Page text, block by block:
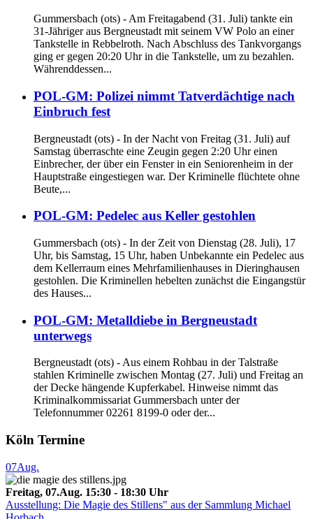
Gummersbach (ots) - Am Freitagabend (31. Juli) tankte ein
31-Jähriger aus Bergneustadt mit seinem VW Polo an einer
Tankstelle in Rebbelroth. Nach Abschluss des Tankvorgangs
ging er gegen 20:20 Uhr in die Tankstelle, um zu bezahlen.
Währenddessen...
POL-GM: Polizei nimmt Tatverdächtige nach
Einbruch fest
Bergneustadt (ots) - In der Nacht von Freitag (31. Juli) auf
Samstag überraschte eine Zeugin gegen 2:20 Uhr einen
Einbrecher, der über ein Fenster in ein Seniorenheim in der
Hauptstraße eingestiegen war. Der Kriminelle flüchtete ohne
Beute,...
POL-GM: Pedelec aus Keller gestohlen
Gummersbach (ots) - In der Zeit von Dienstag (28. Juli), 17
Uhr, bis Samstag, 15 Uhr, haben Unbekannte ein Pedelec aus
dem Kellerraum eines Mehrfamilienhauses in Dieringhausen
gestohlen. Die Kriminellen hebelten zunächst die Eingangstür
des Hauses...
POL-GM: Metalldiebe in Bergneustadt
unterwegs
Bergneustadt (ots) - Aus einem Rohbau in der Talstraße
stahlen Kriminelle zwischen Montag (27. Juli) und Freitag an
der Decke hängende Kupferkabel. Hinweise nimmt das
Kriminalkommissariat Gummersbach unter der
Telefonnummer 02261 8199-0 oder der...
Köln Termine
07Aug.
Freitag, 07.Aug. 15:30 - 18:30 Uhr
Ausstellung: Die Magie des Stillens" aus der Sammlung Michael